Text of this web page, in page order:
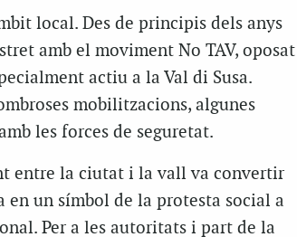
local. Des de principis dels anys
amb el moviment No TAV, oposat
actiu a la Val di Susa.
mobilitzacions, algunes
les forces de seguretat.
entre la ciutat i la vall va convertir
en un símbol de la protesta social a
Per a les autoritats i part de la